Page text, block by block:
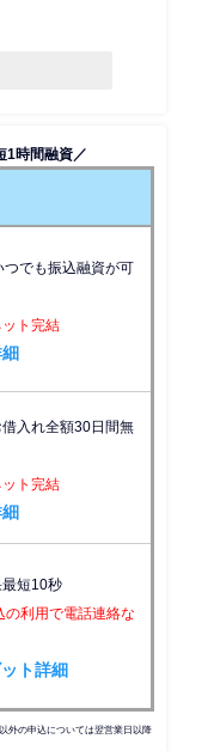
1時間融資／
つでも振込融資が可
ト完結
借入れ全額30日間無
ト完結
最短10秒
の利用で電話連絡な
ト詳細
外の申込については翌営業日以降